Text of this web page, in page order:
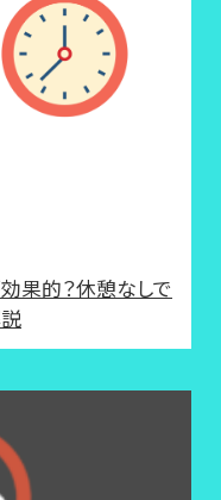
果的？休憩なしで